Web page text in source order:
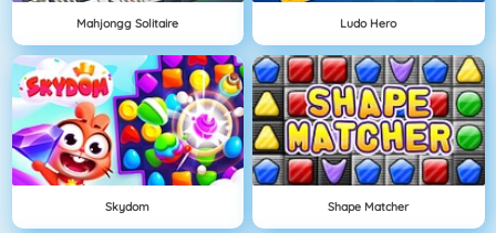
Mahjongg Solitaire Ludo Hero
Skydom Shape Matcher